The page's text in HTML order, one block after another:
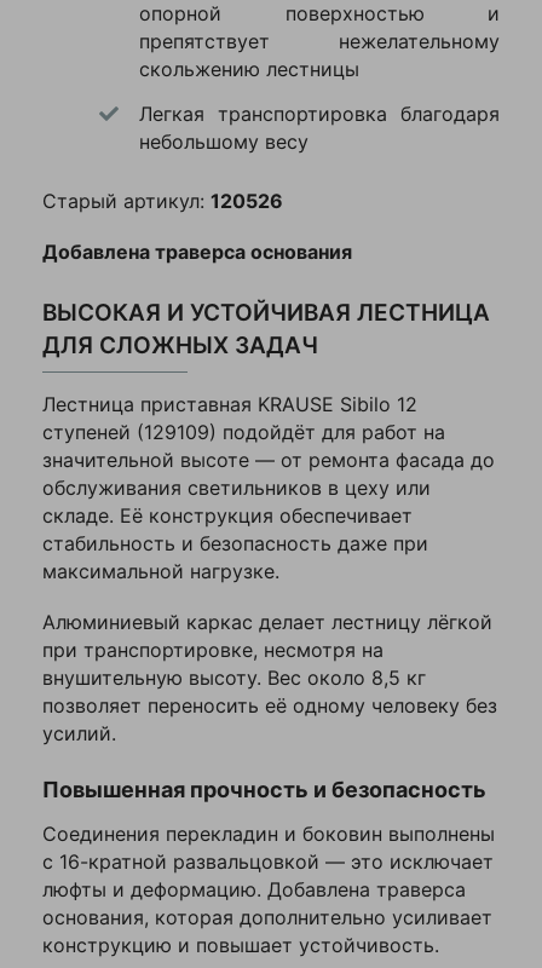
опорной поверхностью и
препятствует нежелательному
скольжению лестницы
Легкая транспортировка благодаря
небольшому весу
Старый артикул: 120526
Добавлена траверса основания​
ВЫСОКАЯ И УСТОЙЧИВАЯ ЛЕСТНИЦА
ДЛЯ СЛОЖНЫХ ЗАДАЧ
Лестница приставная KRAUSE Sibilo 12
ступеней (129109) подойдёт для работ на
значительной высоте — от ремонта фасада до
обслуживания светильников в цеху или
складе. Её конструкция обеспечивает
стабильность и безопасность даже при
максимальной нагрузке.
Алюминиевый каркас делает лестницу лёгкой
при транспортировке, несмотря на
внушительную высоту. Вес около 8,5 кг
позволяет переносить её одному человеку без
усилий.
Повышенная прочность и безопасность
Соединения перекладин и боковин выполнены
с 16-кратной развальцовкой — это исключает
люфты и деформацию. Добавлена траверса
основания, которая дополнительно усиливает
конструкцию и повышает устойчивость.
12
Верхняя
серебристый
повреждений. Короче,
покупкой очень
доволен, соотношение
цены и качества на
высоте. Советую всем,
кто ищет практичный и
недорогой вариант
ступеней, высота
подъема около 3
5 метров. Конструкция
жесткая, люфтов нет.
Устойчивость проверил
на неровном полу — все
ок. Вес 8.5 кг, что
удобно для переноски.
накладки, не царапают
пол. В целом,
соответствует
заявленным
пластиковые заглушки
на ножках сидят не
очень плотно, но это не
критично
Алексей Николаевич